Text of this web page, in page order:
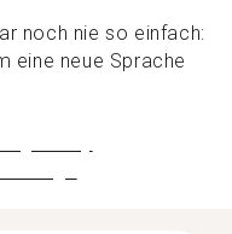
noch nie so einfach:
eine neue Sprache